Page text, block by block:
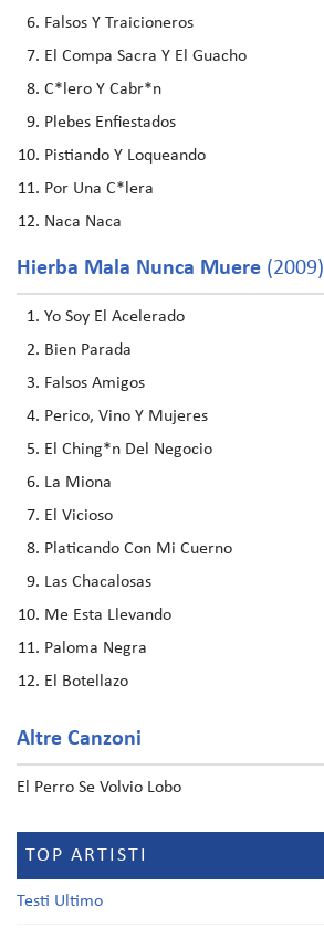
Falsos Y Traicioneros
El Compa Sacra Y El Guacho
C*lero Y Cabr*n
Plebes Enfiestados
Pistiando Y Loqueando
Por Una C*lera
Naca Naca
Hierba Mala Nunca Muere (2009)
Yo Soy El Acelerado
Bien Parada
Falsos Amigos
Perico, Vino Y Mujeres
El Ching*n Del Negocio
La Miona
El Vicioso
Platicando Con Mi Cuerno
Las Chacalosas
Me Esta Llevando
Paloma Negra
El Botellazo
Altre Canzoni
El Perro Se Volvio Lobo
TOP ARTISTI
Testi Ultimo